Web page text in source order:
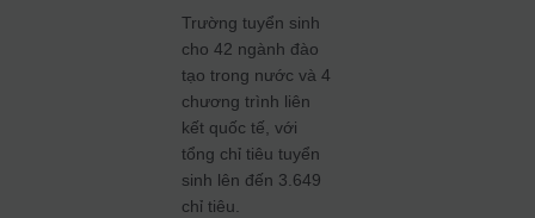
Trường tuyển sinh
cho 42 ngành đào
tạo trong nước và 4
chương trình liên
kết quốc tế, với
tổng chỉ tiêu tuyển
sinh lên đến 3.649
chỉ tiêu.